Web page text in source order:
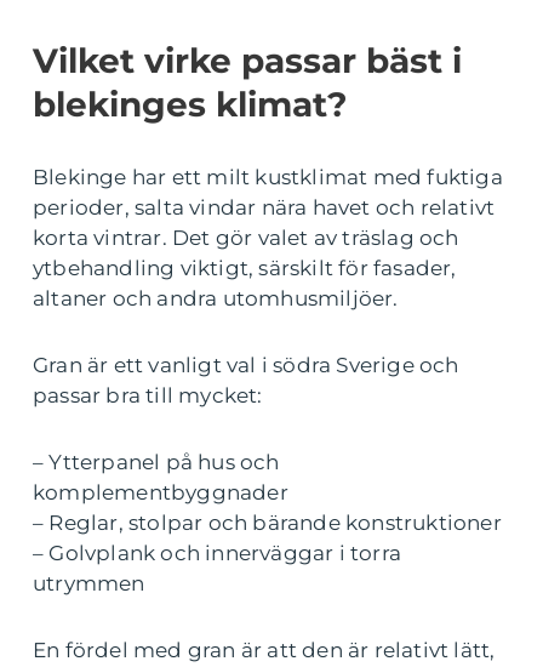
Vilket virke passar bäst i
blekinges klimat?
Blekinge har ett milt kustklimat med fuktiga
perioder, salta vindar nära havet och relativt
korta vintrar. Det gör valet av träslag och
ytbehandling viktigt, särskilt för fasader,
altaner och andra utomhusmiljöer.
Gran är ett vanligt val i södra Sverige och
passar bra till mycket:
– Ytterpanel på hus och
komplementbyggnader
– Reglar, stolpar och bärande konstruktioner
– Golvplank och innerväggar i torra
utrymmen
En fördel med gran är att den är relativt lätt,